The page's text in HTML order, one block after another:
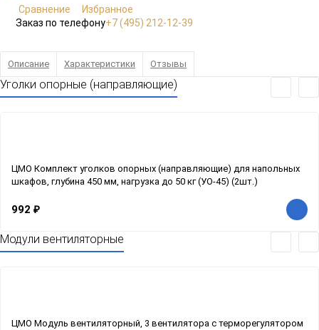
Сравнение
Избранное
Заказ по телефону+7 (495) 212-12-39
Описание Характеристики Отзывы
Уголки опорные (направляющие)
ЦМО Комплект уголков опорных (направляющие) для напольных
шкафов, глубина 450 мм, нагрузка до 50 кг (УО-45) (2шт.)
992 ₽
Модули вентиляторные
ЦМО Модуль вентиляторный, 3 вентилятора с терморегулятором